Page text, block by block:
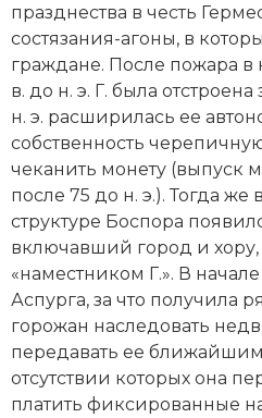
Латинская Америка
Новая история
Новейшая история
Образование
Общественные
Политическая история
Революции и народные
Религия и церковь
празднества в честь
состязания-агоны, в
граждане. После пожара в
в. до н. э. Г. была
н. э. расширилась ее
собственность
чеканить монету (выпуск
после 75 до н. э.). Тогда
структуре Боспора
включавший город и
«наместником Г.». В
Аспурга, за что получила
горожан наследовать
передавать ее
отсутствии которых она
платить фиксированные